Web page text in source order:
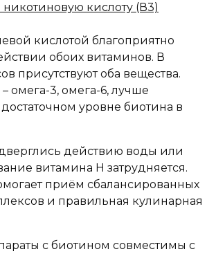
никотиновую кислоту (В3)
кислотой благоприятно
обоих витаминов. В
присутствуют оба вещества.
омега-3, омега-6, лучше
уровне биотина в
действию воды или
витамина H затрудняется.
приём сбалансированных
и правильная кулинарная
с биотином совместимы с